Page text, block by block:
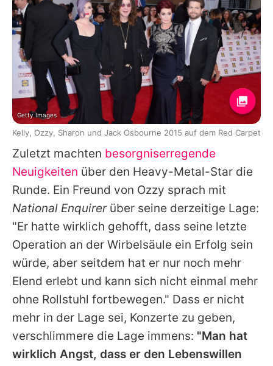
Zuletzt machten besorgniserregende
Neuigkeiten über den Heavy-Metal-Star die
Runde. Ein Freund von Ozzy sprach mit
National Enquirerüber seine derzeitige Lage:
"Er hatte wirklich gehofft, dass seine letzte
Operation an der Wirbelsäule ein Erfolg sein
würde, aber seitdem hat er nur noch mehr
Elend erlebt und kann sich nicht einmal mehr
ohne Rollstuhl fortbewegen." Dass er nicht
mehr in der Lage sei, Konzerte zu geben,
verschlimmere die Lage immens: "Man hat
wirklich Angst, dass er den Lebenswillen
Getty Images
Kelly, Ozzy, Sharon und Jack Osbourne 2015 auf dem Red Carpet